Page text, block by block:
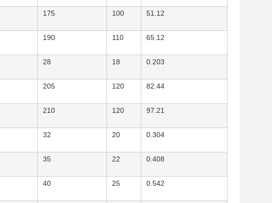
175 100 51.12
190 110 65.12
28 18 0.203
205 120 82.44
210 120 97.21
32 20 0.304
35 22 0.408
40 25 0.542